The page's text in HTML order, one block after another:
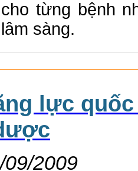
cho từng bệnh
lâm sàng.
lực
09/2009